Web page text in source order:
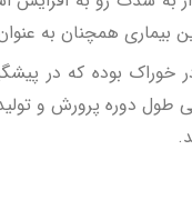
بیماری همچنان به
بوده که در
طول دوره پرورش و